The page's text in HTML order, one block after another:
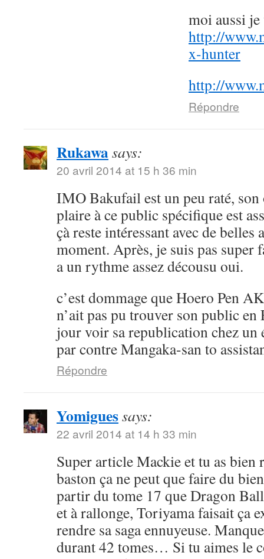
moi aussi
http://
x-hunter
http://
Répondre
Rukawasays:
20 avril 2014 at 15 h 36 min
IMO Bakufail est un peu raté,
plaire à ce public spécifique est
çà reste intéressant avec de belles
moment. Après, je suis pas super
a un rythme assez décousu oui.
c’est dommage que Hoero Pen
n’ait pas pu trouver son public en
jour voir sa republication chez un
par contre Mangaka-san to
Répondre
Yomiguessays:
22 avril 2014 at 14 h 33 min
Super article Mackie et tu as bien
baston ça ne peut que faire du
partir du tome 17 que Dragon
et à rallonge, Toriyama faisait ça
rendre sa saga ennuyeuse.
durant 42 tomes… Si tu aimes le